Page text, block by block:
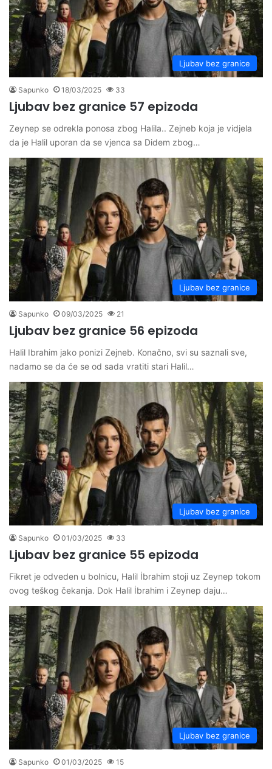
Ljubav bez granice
Sapunko 18/03/2025 33
Ljubav bez granice 57 epizoda
Zeynep se odrekla ponosa zbog Halila.. Zejneb koja je vidjela
da je Halil uporan da se vjenca sa Didem zbog…
Ljubav bez granice
Sapunko 09/03/2025 21
Ljubav bez granice 56 epizoda
Halil Ibrahim jako ponizi Zejneb. Konačno, svi su saznali sve,
nadamo se da će se od sada vratiti stari Halil…
Ljubav bez granice
Sapunko 01/03/2025 33
Ljubav bez granice 55 epizoda
Fikret je odveden u bolnicu, Halil İbrahim stoji uz Zeynep tokom
ovog teškog čekanja. Dok Halil İbrahim i Zeynep daju…
Ljubav bez granice
Sapunko 01/03/2025 15